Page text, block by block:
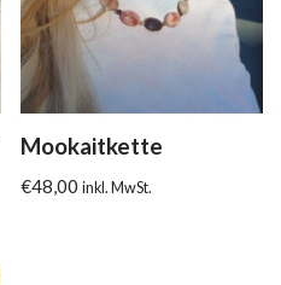
Mookaitkette
€48,00 inkl. MwSt.